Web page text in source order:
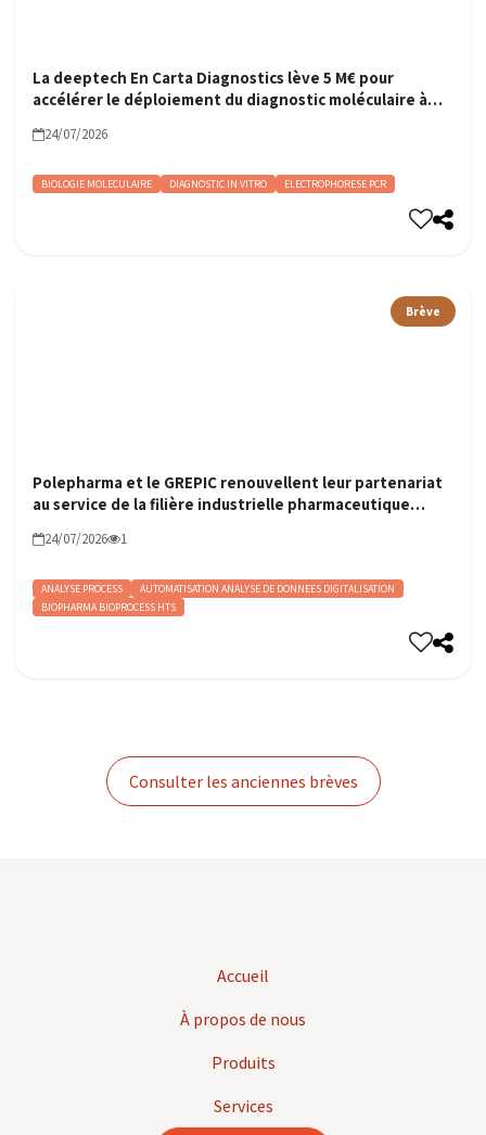
La deeptech En Carta Diagnostics lève 5 M€ pour
accélérer le déploiement du diagnostic moléculaire à
24/07/2026
BIOLOGIE MOLECULAIRE DIAGNOSTIC IN VITRO ELECTROPHORESE PCR
Brève
Polepharma et le GREPIC renouvellent leur partenariat
au service de la filière industrielle pharmaceutique
24/07/2026 1
ANALYSE PROCESS
AUTOMATISATION ANALYSE DE DONNEES DIGITALISATION
BIOPHARMA BIOPROCESS HTS
Consulter les anciennes brèves
Accueil
À propos de nous
Produits
Services